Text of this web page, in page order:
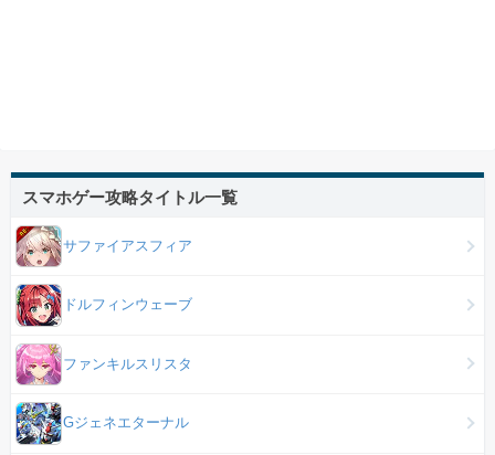
スマホゲー攻略タイトル一覧
サファイアスフィア
ドルフィンウェーブ
ファンキルスリスタ
Gジェネエターナル